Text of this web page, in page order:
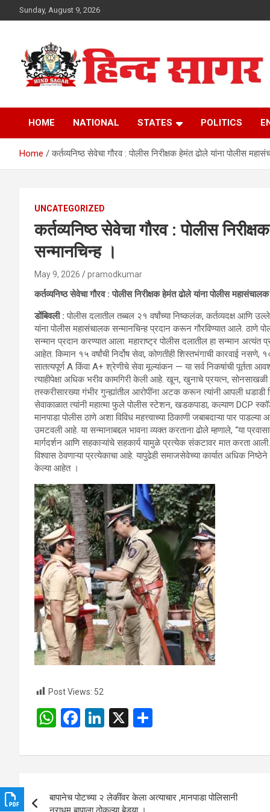
to
Sunday, August 9, 2026
Hind Sagar
HOME NATIONAL STATES POLITICS
Home कर्तव्यनिष्ठ सेवेचा गौरव : पोलीस निरीक्षक हेमंत ढोले यांना पोलीस
UNCATEGORIZED
कर्तव्यनिष्ठ सेवेचा गौरव : पोलीस
सन्मानचिन्ह ।
May 9, 2026 pramodkumar
कर्तव्यनिष्ठ सेवेचा गौरव : पोलीस निरीक्षक हेमंत ढोले यांना पोलीस
डोंबिवली :पोलीस दलातील तब्बल २१ वर्षांच्या निष्कलंक, कर्तव्यदक्ष आणि
यांना पोलीस महासंचालक सन्मानचिन्ह प्रदान करून गौरविण्यात आले. ठाणे
सन्मान प्रदान करण्यात आला. महाराष्ट्र पोलीस दलातील हा सन्मान अत्यंत
आहेत. किमान १५ वर्षांची निर्दोष सेवा, कोणतीही शिस्तभंगाची कारवाई
सातत्यपूर्ण A किंवा A+ श्रेणीचे सेवा मूल्यांकन — या सर्व निकषांची पूर्तता
त्याहीपेक्षा अधिक भरीव कामगिरी केली आहे. खून, खुनाचे प्रयत्न, सोनसाखळी
तस्करीसारख्या गंभीर गुन्ह्यांतील आरोपींना अटक करून त्यांनी आपली
सेवाकाळात त्यांनी महात्मा फुले पोलीस स्टेशन, खडकपाडा, कल्याण DCP
मानपाडा पोलीस ठाणे अशा विविध महत्त्वाच्या ठिकाणी जबाबदाऱ्या पार
उमटवली आहे. या सन्मानाबद्दल भावना व्यक्त करताना ढोले म्हणाले, “या
मार्गदर्शन आणि सहकाऱ्यांचे सहकार्य यामुळे प्रत्येक संकटावर मात करता
विश्वास ठेवणाऱ्या प्रत्येकाचा आहे. यापुढेही समाजसेवेच्या कार्यात अधिक
केल्या आहेत ।
Post Views: 52
W
at
A
F
ce
o
Li
ke
n
X
ar
Post
बापानेच पोटच्या २ लेकींवर केला अत्याचार ,मानपाडा पोलिसानी